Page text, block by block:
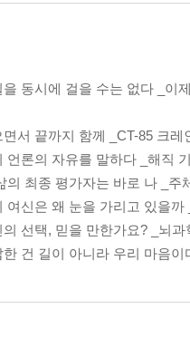
동시에 걸을 수는 없다 _이
서 끝까지 함께 _CT-85 크레
언론의 자유를 말하다 _해직
의 최종 평가자는 바로 나 _주
여신은 왜 눈을 가리고 있을
선택, 믿을 만한가요? _뇌
건 길이 아니라 우리 마음